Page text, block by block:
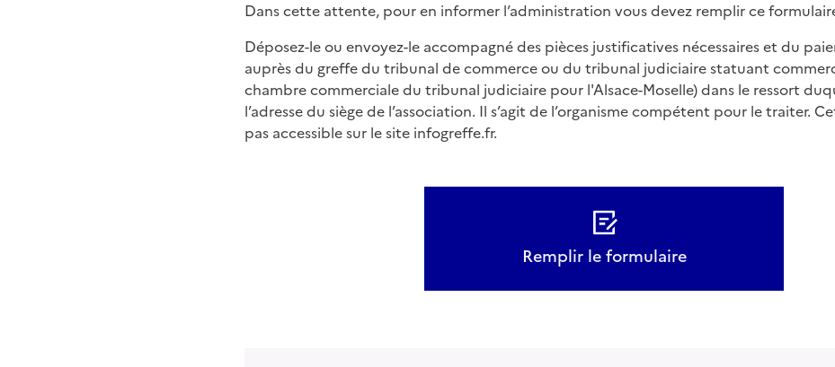
Dans cette attente, pour en informer l’administration vous devez remplir ce
Déposez-le ou envoyez-le accompagné des pièces justificatives nécessaires et du
auprès du greffe du tribunal de commerce ou du tribunal judiciaire statuant
chambre commerciale du tribunal judiciaire pour l'Alsace-Moselle) dans le ressort
l’adresse du siège de l’association. Il s’agit de l’organisme compétent pour le traiter.
pas accessible sur le site infogreffe.fr.
Remplir le formulaire